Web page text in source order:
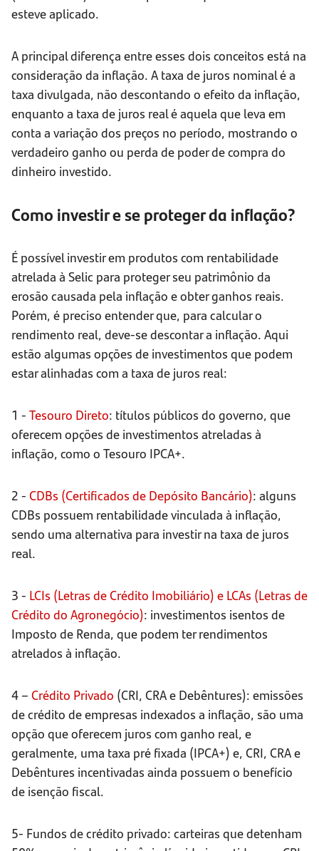
esteve aplicado.
A principal diferença entre esses dois conceitos está na
consideração da inflação. A taxa de juros nominal é a
taxa divulgada, não descontando o efeito da inflação,
enquanto a taxa de juros real é aquela que leva em
conta a variação dos preços no período, mostrando o
verdadeiro ganho ou perda de poder de compra do
dinheiro investido.
Como investir e se proteger da inflação?
É possível investir em produtos com rentabilidade
atrelada à Selic para proteger seu patrimônio da
erosão causada pela inflação e obter ganhos reais.
Porém, é preciso entender que, para calcular o
rendimento real, deve-se descontar a inflação. Aqui
estão algumas opções de investimentos que podem
estar alinhadas com a taxa de juros real:
1 - Tesouro Direto: títulos públicos do governo, que
oferecem opções de investimentos atreladas à
inflação, como o Tesouro IPCA+.
2 - CDBs (Certificados de Depósito Bancário): alguns
CDBs possuem rentabilidade vinculada à inflação,
sendo uma alternativa para investir na taxa de juros
real.
3 - LCIs (Letras de Crédito Imobiliário) e LCAs (Letras de
Crédito do Agronegócio): investimentos isentos de
Imposto de Renda, que podem ter rendimentos
atrelados à inflação.
4 – Crédito Privado (CRI, CRA e Debêntures): emissões
de crédito de empresas indexados a inflação, são uma
opção que oferecem juros com ganho real, e
geralmente, uma taxa pré fixada (IPCA+) e, CRI, CRA e
Debêntures incentivadas ainda possuem o benefício
de isenção fiscal.
5- Fundos de crédito privado: carteiras que detenham